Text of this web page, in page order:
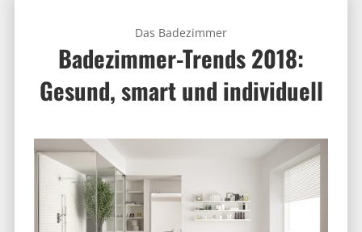
Badezimmer-Trends 2018:
Gesund, smart und individuell
Das Badezimmer